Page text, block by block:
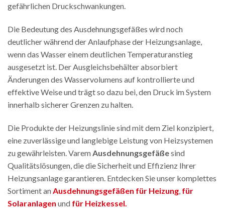
gefährlichen Druckschwankungen.
Die Bedeutung des Ausdehnungsgefäßes wird noch
deutlicher während der Anlaufphase der Heizungsanlage,
wenn das Wasser einem deutlichen Temperaturanstieg
ausgesetzt ist. Der Ausgleichsbehälter absorbiert
Änderungen des Wasservolumens auf kontrollierte und
effektive Weise und trägt so dazu bei, den Druck im System
innerhalb sicherer Grenzen zu halten.
Die Produkte der Heizungslinie sind mit dem Ziel konzipiert,
eine zuverlässige und langlebige Leistung von Heizsystemen
zu gewährleisten. Varem Ausdehnungsgefäßesind
Qualitätslösungen, die die Sicherheit und Effizienz Ihrer
Heizungsanlage garantieren. Entdecken Sie unser komplettes
Sortiment an Ausdehnungsgefäßen für Heizung für
Solaranlagen und für Heizkessel.